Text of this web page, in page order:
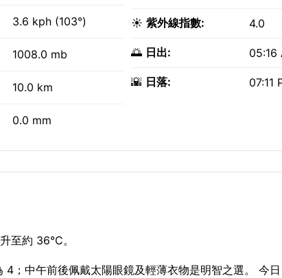
3.6 kph (103°)
1008.0 mb
10.0 km
0.0 mm
☀️ 紫外線指數: 4.0
🌅 日出: 05:16
🌇 日落: 07:11
至約 36°C。
；中午前後佩戴太陽眼鏡及輕薄衣物是明智之選。 今